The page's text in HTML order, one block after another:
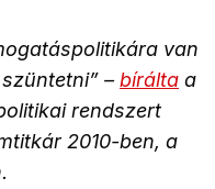
van
–bírálta a
rendszert
2010-ben, a